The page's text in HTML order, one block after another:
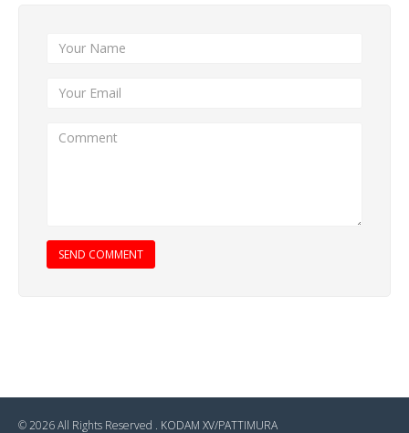
SEND COMMENT
© 2026 All Rights Reserved . KODAM XV/PATTIMURA